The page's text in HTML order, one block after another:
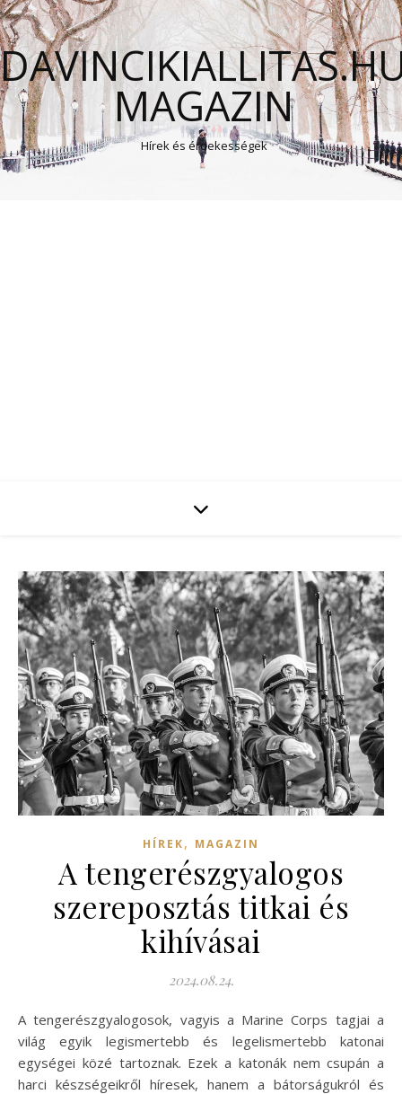
MAGAZIN
Hírek és érdekességek
HÍREK, MAGAZIN
A tengerészgyalogos
szereposztás titkai és
kihívásai
2024.08.24.
A tengerészgyalogosok, vagyis a Marine Corps tagjai a
világ egyik legismertebb és legelismertebb katonai
egységei közé tartoznak. Ezek a katonák nem csupán a
harci készségeikről híresek, hanem a bátorságukról és